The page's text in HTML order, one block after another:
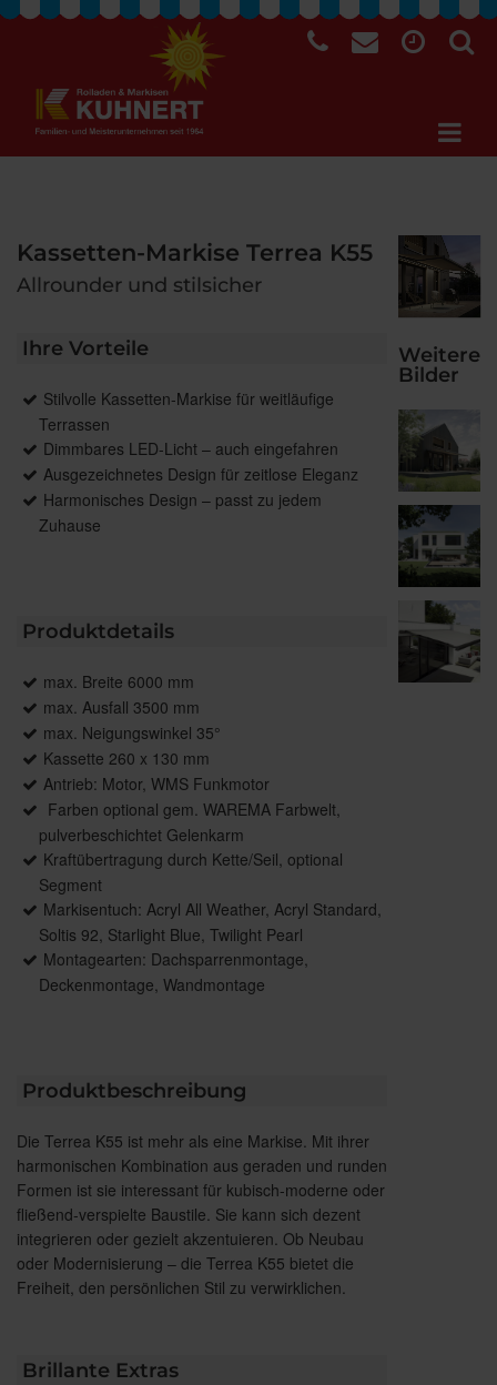
Kassetten-Markise Terrea K55
Allrounder und stilsicher
Ihre Vorteile
Stilvolle Kassetten-Markise für weitläufige
Terrassen
Dimmbares LED-Licht – auch eingefahren
Ausgezeichnetes Design für zeitlose Eleganz
Harmonisches Design – passt zu jedem
Zuhause
Produktdetails
max. Breite 6000 mm
max. Ausfall 3500 mm
max. Neigungswinkel 35°
Kassette 260 x 130 mm
Antrieb: Motor, WMS Funkmotor
Farben optional gem. WAREMA Farbwelt,
pulverbeschichtet Gelenkarm
Kraftübertragung durch Kette/Seil, optional
Segment
Markisentuch: Acryl All Weather, Acryl Standard,
Soltis 92, Starlight Blue, Twilight Pearl
Montagearten: Dachsparrenmontage,
Deckenmontage, Wandmontage
Produktbeschreibung
Die Terrea K55 ist mehr als eine Markise. Mit ihrer
harmonischen Kombination aus geraden und runden
Formen ist sie interessant für kubisch-moderne oder
fließend-verspielte Baustile. Sie kann sich dezent
integrieren oder gezielt akzentuieren. Ob Neubau
oder Modernisierung – die Terrea K55 bietet die
Freiheit, den persönlichen Stil zu verwirklichen.
Brillante Extras
Weitere
Bilder